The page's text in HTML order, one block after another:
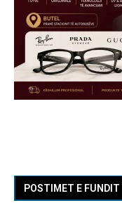
POSTIMET E FUNDIT